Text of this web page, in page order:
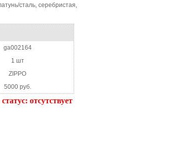
сталь, серебристая,
ga002164
1 шт
ZIPPO
5000 руб.
статус: отсутствует